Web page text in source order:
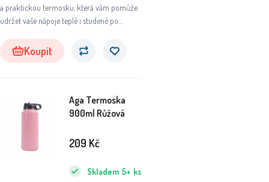
a praktickou termosku, která vám pomůže
udržet vaše nápoje teplé i studené po
přírody, do práce nebo na sportovní aktivity,
tato termoska se stane vaším
Koupit
Aga Termoska
900ml Růžová
Skladem 5+ ks
209 Kč